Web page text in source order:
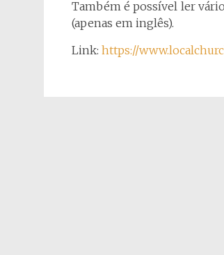
Também é possível ler
(apenas em inglês).
Link: https://